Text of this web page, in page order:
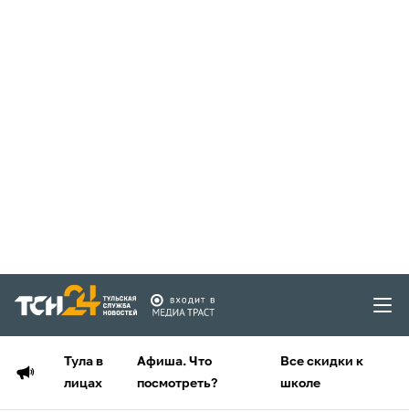
Тула в
лицах
Афиша. Что
посмотреть?
Все скидки к
школе